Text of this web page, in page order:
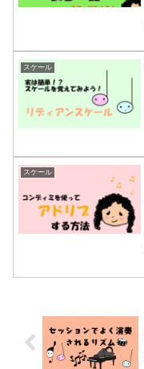
スケール
スケール